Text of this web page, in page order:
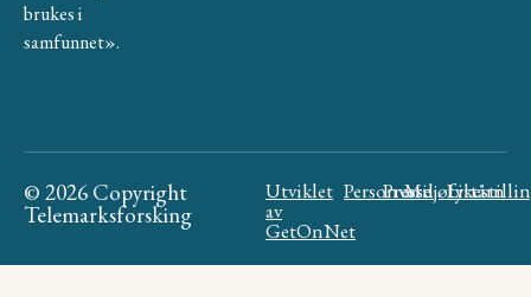
brukes i
samfunnet».
© 2026 Copyright
Telemarksforsking
Utviklet
av
GetOnNet
Personvern
Presse
Miljøfyrtårn